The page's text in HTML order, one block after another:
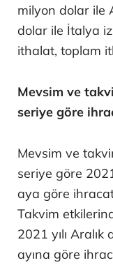
milyon dolar ile
dolar ile İtalya
ithalat, toplam
Mevsim ve
seriye göre
Mevsim ve
seriye göre
aya göre
Takvim
2021 yılı Aralık
ayına göre